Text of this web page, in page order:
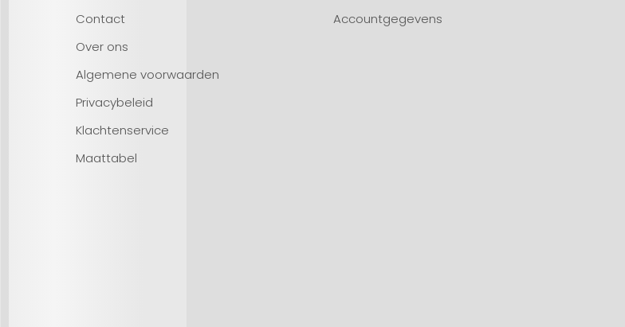
Contact
Over ons
Algemene voorwaarden
Privacybeleid
Klachtenservice
Maattabel
Accountgegevens